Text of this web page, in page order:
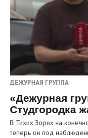
ДЕЖУРНАЯ ГРУППА
«Дежурная
Студгородка
В Тихих Зорях на
теперь он под